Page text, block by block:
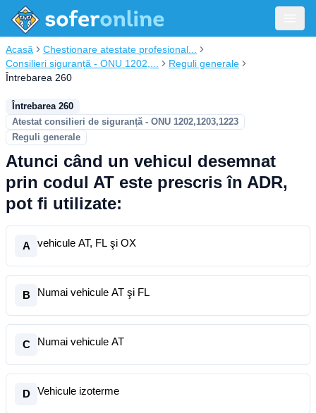
Acasă
Chestionare atestate profesional...
Consilieri siguranță - ONU 1202,...
Reguli generale
Întrebarea 260
Întrebarea 260
Atestat consilieri de siguranță - ONU 1202,1203,1223
Reguli generale
Atunci când un vehicul desemnat
prin codul AT este prescris în ADR,
pot fi utilizate:
A vehicule AT, FL şi OX
B Numai vehicule AT şi FL
C Numai vehicule AT
D Vehicule izoterme